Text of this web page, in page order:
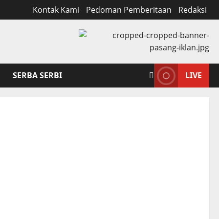
Kontak Kami Pedoman Pemberitaan Redaksi
SERBA SERBI LIVE